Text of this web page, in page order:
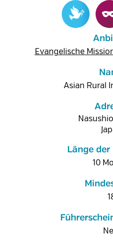
Evangelische
Asian Rural
Länge
10